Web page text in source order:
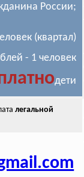
России;
(квартал)
- 1 человек
дети
легальной